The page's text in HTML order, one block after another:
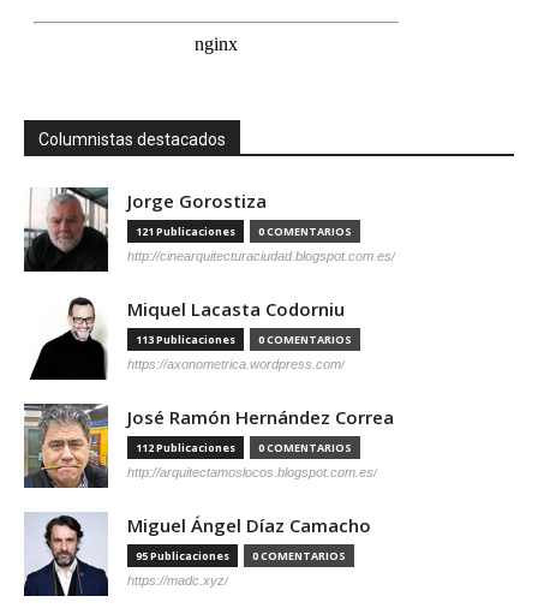
Columnistas destacados
Jorge Gorostiza
121 Publicaciones 0 COMENTARIOS
http://cinearquitecturaciudad.blogspot.com.es/
Miquel Lacasta Codorniu
113 Publicaciones 0 COMENTARIOS
https://axonometrica.wordpress.com/
José Ramón Hernández Correa
112 Publicaciones 0 COMENTARIOS
http://arquitectamoslocos.blogspot.com.es/
Miguel Ángel Díaz Camacho
95 Publicaciones 0 COMENTARIOS
https://madc.xyz/